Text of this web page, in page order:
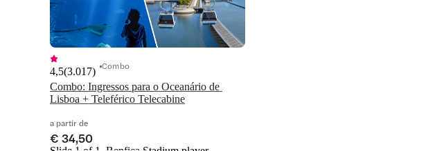
Combo: Ingressos para o Oceanário de
Lisboa + Teleférico Telecabine
4,5(3.017) Combo
a partir de
€ 34,50